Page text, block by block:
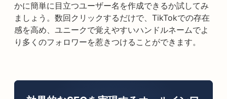
かに簡単に目立つユーザー名を作成できるか試してみ
ましょう。数回クリックするだけで、TikTokでの存在
感を高め、ユニークで覚えやすいハンドルネームでよ
り多くのフォロワーを惹きつけることができます。